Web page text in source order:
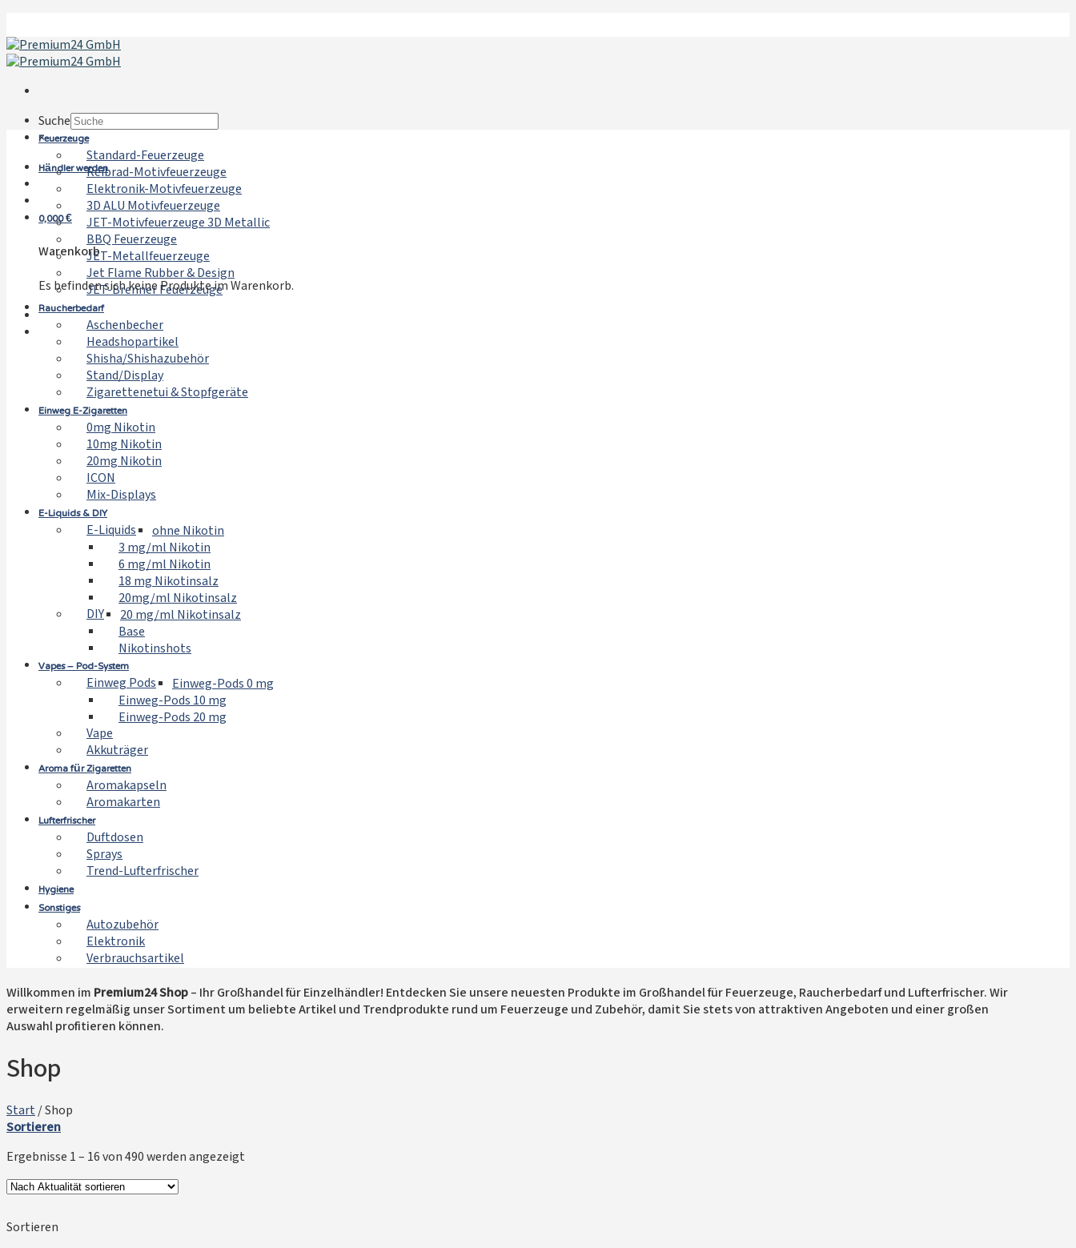
Inhalt
springen
Suche
×
Händler werden
0,000€
Warenkorb
Es befinden sich keine Produkte im Warenkorb.
Feuerzeuge
Standard-Feuerzeuge
Reibrad-Motivfeuerzeuge
Elektronik-Motivfeuerzeuge
3D ALU Motivfeuerzeuge
JET-Motivfeuerzeuge 3D Metallic
BBQ Feuerzeuge
JET-Metallfeuerzeuge
Jet Flame Rubber & Design
JET-Brenner Feuerzeuge
Raucherbedarf
Aschenbecher
Headshopartikel
Shisha/Shishazubehör
Stand/Display
Zigarettenetui & Stopfgeräte
Einweg E-Zigaretten
0mg Nikotin
10mg Nikotin
20mg Nikotin
ICON
Mix-Displays
E-Liquids & DIY
E-Liquids
ohne Nikotin
3 mg/ml Nikotin
6 mg/ml Nikotin
18 mg Nikotinsalz
20mg/ml Nikotinsalz
DIY
20 mg/ml Nikotinsalz
Base
Nikotinshots
Vapes – Pod-System
Einweg Pods
Einweg-Pods 0 mg
Einweg-Pods 10 mg
Einweg-Pods 20 mg
Vape
Akkuträger
Aroma für Zigaretten
Aromakapseln
Aromakarten
Lufterfrischer
Duftdosen
Sprays
Trend-Lufterfrischer
Hygiene
Sonstiges
Autozubehör
Elektronik
Verbrauchsartikel
Willkommen im Premium24 Shop– Ihr Großhandel für Einzelhändler! Entdecken Sie unsere neuesten Produkte im Großhandel für Feuerzeuge, Raucherbedarf und Lufterfrischer. Wir
erweitern regelmäßig unser Sortiment um beliebte Artikel und Trendprodukte rund um Feuerzeuge und Zubehör, damit Sie stets von attraktiven Angeboten und einer großen
Auswahl profitieren können.
Shop
Start/Shop
Sortieren
Ergebnisse 1 – 16 von 490 werden angezeigt
Sortieren